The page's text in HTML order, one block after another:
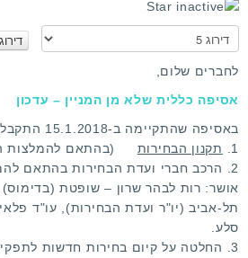
נ
א
ר
ג
לחברים שלום,
אסיפה כללית שלא מן המניין – עדכון
באסיפה שהתקיימה ב-15.1.2018 התקבלו ההחלטות הבאות:
1.
תקנון הבחירות
(בהתאם להמלצות
2. הרכב חברי ועדת הבחירות בהתאם
אושר: רות לבהר שרון – שופטת
תל-אביב (יו"ר ועדת הבחירות), עו"ד
סלע.
3. החלטה על קיום בחירות חדשות